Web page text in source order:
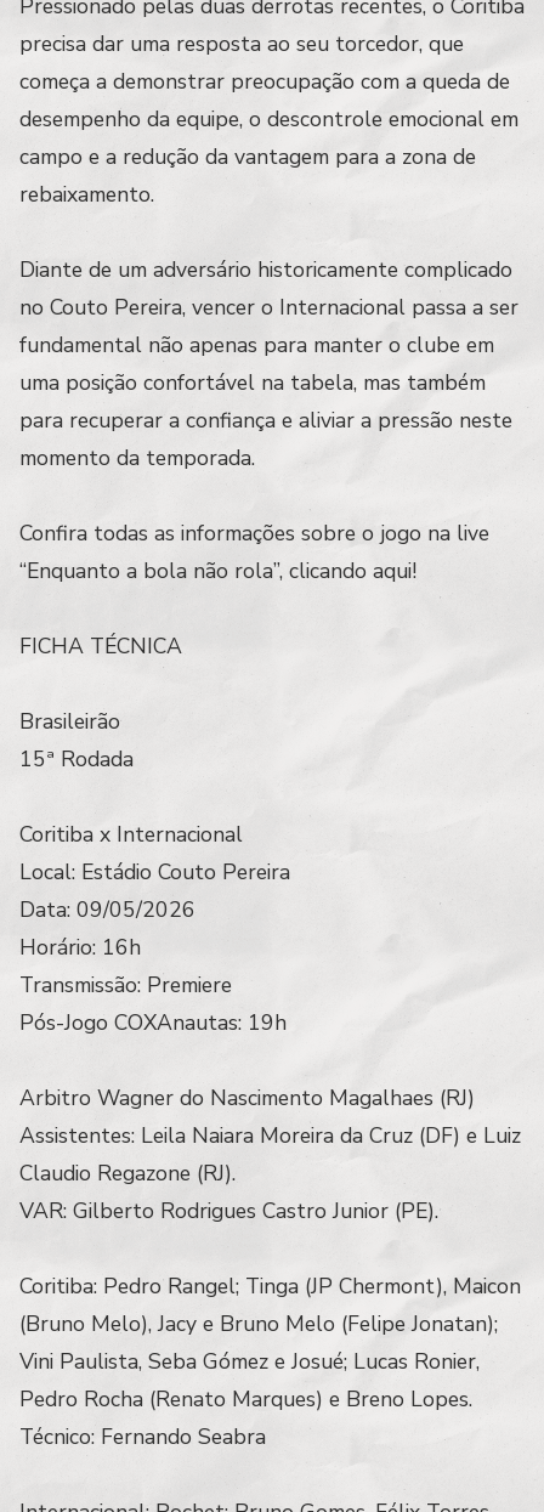
Pressionado pelas duas derrotas recentes, o Coritiba
precisa dar uma resposta ao seu torcedor, que
começa a demonstrar preocupação com a queda de
desempenho da equipe, o descontrole emocional em
campo e a redução da vantagem para a zona de
rebaixamento.
Diante de um adversário historicamente complicado
no Couto Pereira, vencer o Internacional passa a ser
fundamental não apenas para manter o clube em
uma posição confortável na tabela, mas também
para recuperar a confiança e aliviar a pressão neste
momento da temporada.
Confira todas as informações sobre o jogo na live
“Enquanto a bola não rola”, clicando aqui!
FICHA TÉCNICA
Brasileirão
15ª Rodada
Coritiba x Internacional
Local: Estádio Couto Pereira
Data: 09/05/2026
Horário: 16h
Transmissão: Premiere
Pós-Jogo COXAnautas: 19h
Arbitro Wagner do Nascimento Magalhaes (RJ)
Assistentes: Leila Naiara Moreira da Cruz (DF) e Luiz
Claudio Regazone (RJ).
VAR: Gilberto Rodrigues Castro Junior (PE).
Coritiba: Pedro Rangel; Tinga (JP Chermont), Maicon
(Bruno Melo), Jacy e Bruno Melo (Felipe Jonatan);
Vini Paulista, Seba Gómez e Josué; Lucas Ronier,
Pedro Rocha (Renato Marques) e Breno Lopes.
Técnico: Fernando Seabra